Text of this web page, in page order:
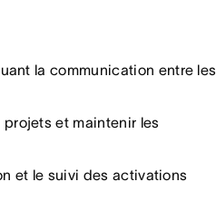
la communication entre les
et maintenir les
et le suivi des activations